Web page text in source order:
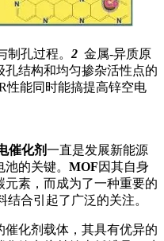
制孔过程。 2 金属-异质原
结构和均匀掺杂活性点的
性能同时能搞提高锌空电
催化剂一直是发展新能源
的关键。 MOF因其自身
素，而成为了一种重要的
合引起了广泛的关注。
催化剂载体，其具有优异的